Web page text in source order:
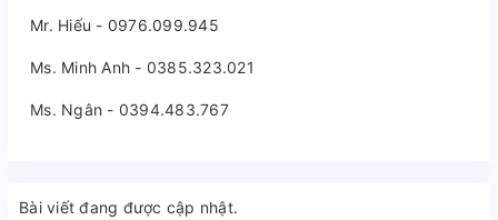
Mr. Hiếu - 0976.099.945
Ms. Minh Anh - 0385.323.021
Ms. Ngân - 0394.483.767
Bài viết đang được cập nhật.